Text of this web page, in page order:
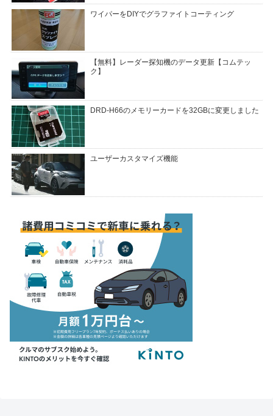
ワイパーをDIYでグラファイトコーティング
【無料】レーダー探知機のデータ更新【コムテッ
ク】
DRD-H66のメモリーカードを32GBに変更しました
ユーザーカスタマイズ機能